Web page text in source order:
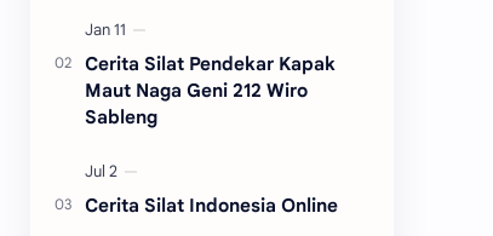
Cerita Silat Pendekar Kapak
Maut Naga Geni 212 Wiro
Sableng
Cerita Silat Indonesia Online